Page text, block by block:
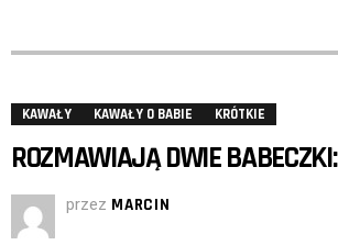
KAWAŁY KAWAŁY O BABIE KRÓTKIE
ROZMAWIAJĄ DWIE BABECZKI:
przez MARCIN